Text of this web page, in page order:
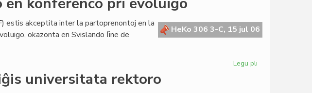
en
konferenco
HeKo 306 3-C, 15 jul 06
estis akceptita inter la partoprenontoj en la
okazonta en Svislando ﬁne de
Legu pli
universitata rektoro